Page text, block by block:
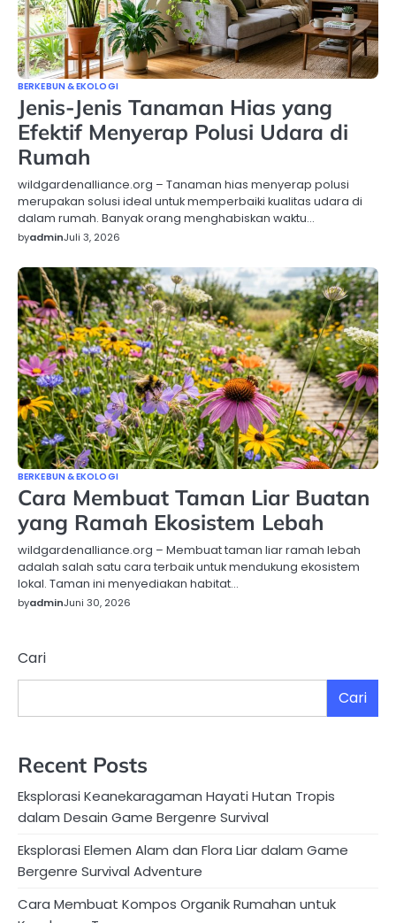
BERKEBUN & EKOLOGI
Jenis-Jenis Tanaman Hias yang
Efektif Menyerap Polusi Udara di
Rumah
wildgardenalliance.org – Tanaman hias menyerap polusi
merupakan solusi ideal untuk memperbaiki kualitas udara di
dalam rumah. Banyak orang menghabiskan waktu…
byadminJuli 3, 2026
BERKEBUN & EKOLOGI
Cara Membuat Taman Liar Buatan
yang Ramah Ekosistem Lebah
wildgardenalliance.org – Membuat taman liar ramah lebah
adalah salah satu cara terbaik untuk mendukung ekosistem
lokal. Taman ini menyediakan habitat…
byadminJuni 30, 2026
Cari
Cari
Recent Posts
Eksplorasi Keanekaragaman Hayati Hutan Tropis
dalam Desain Game Bergenre Survival
Eksplorasi Elemen Alam dan Flora Liar dalam Game
Bergenre Survival Adventure
Cara Membuat Kompos Organik Rumahan untuk